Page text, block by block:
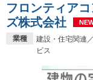
業種
建設・住宅関連
ビス
フロンティア
ズ株式会社